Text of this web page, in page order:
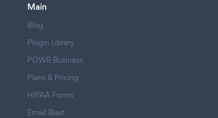
Main
Blog
Plugin Library
POWR Business
Plans & Pricing
HIPAA Forms
Email Blast